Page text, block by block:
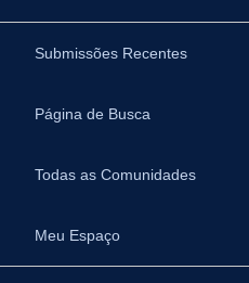
Submissões Recentes
Página de Busca
Todas as Comunidades
Meu Espaço